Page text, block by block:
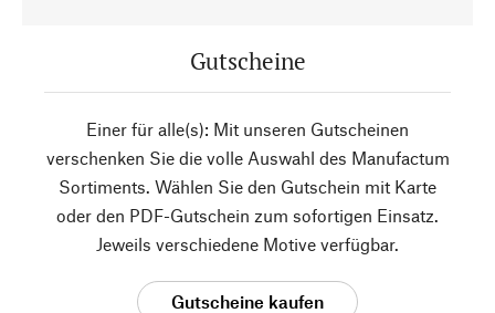
Gutscheine
Einer für alle(s): Mit unseren Gutscheinen
verschenken Sie die volle Auswahl des Manufactum
Sortiments. Wählen Sie den Gutschein mit Karte
oder den PDF-Gutschein zum sofortigen Einsatz.
Jeweils verschiedene Motive verfügbar.
Gutscheine kaufen